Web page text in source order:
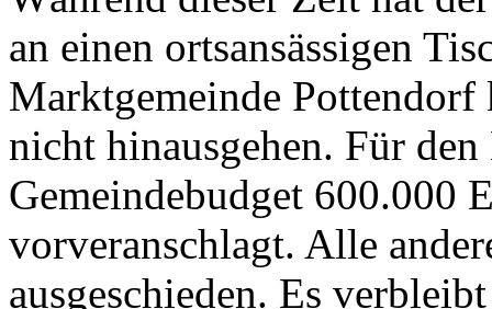
an einen ortsansässigen
Marktgemeinde Pottendorf
nicht hinausgehen. Für
Gemeindebudget 600.000
vorveranschlagt. Alle
ausgeschieden. Es